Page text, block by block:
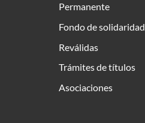
Permanente
Fondo de solidaridad
Reválidas
Trámites de títulos
Asociaciones